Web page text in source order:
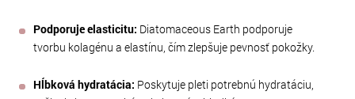
Podporuje elasticitu: Diatomaceous Earth podporuje
tvorbu kolagénu a elastínu, čím zlepšuje pevnosť pokožky.
Hĺbková hydratácia: Poskytuje pleti potrebnú hydratáciu,